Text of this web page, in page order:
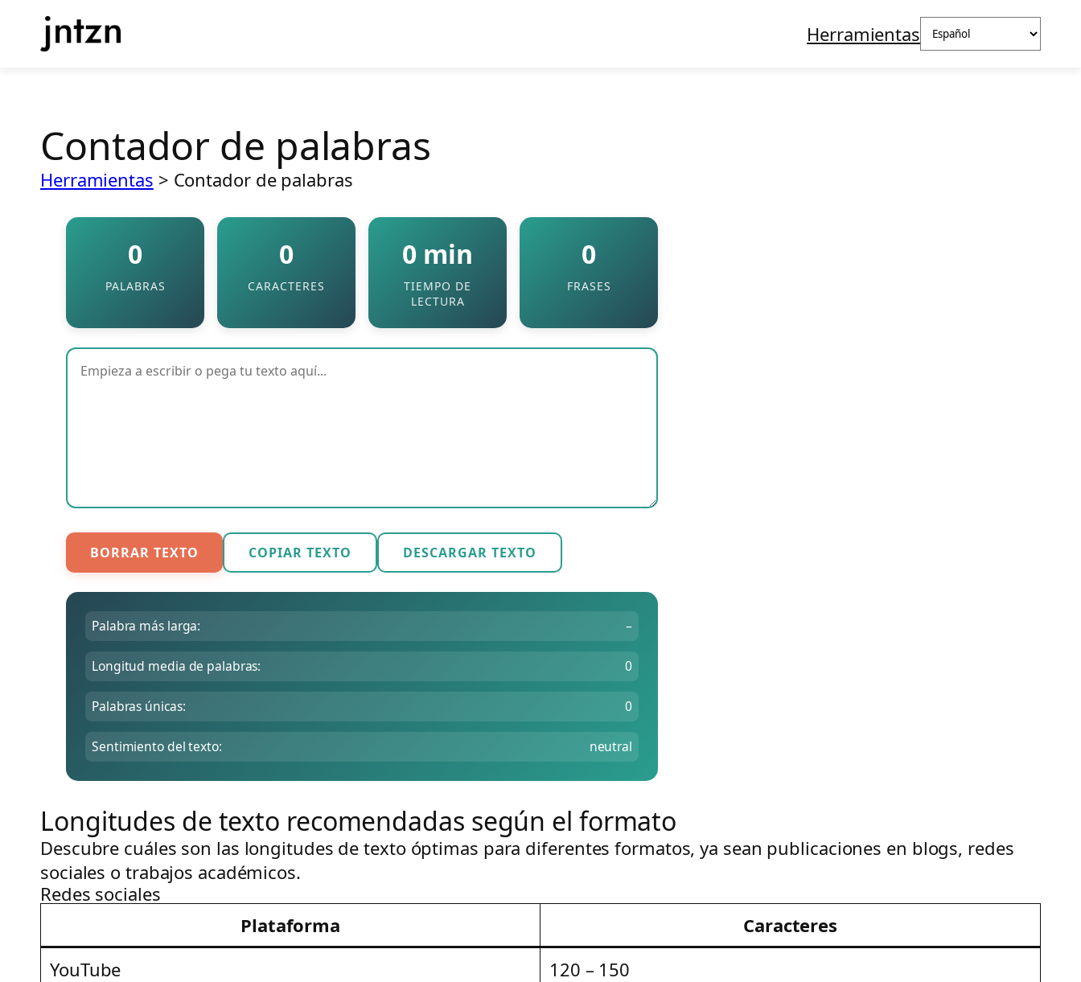
Saltar
contenido
Herramientas Elegir
un
Contador de palabras
Herramientas > Contador de palabras
0
PALABRAS
0
CARACTERES
0 min
TIEMPO DE
LECTURA
0
FRASES
BORRAR TEXTO COPIAR TEXTO DESCARGAR TEXTO
Palabra más larga: –
Longitud media de palabras: 0
Palabras únicas: 0
Sentimiento del texto: neutral
Longitudes de texto recomendadas según el formato
Descubre cuáles son las longitudes de texto óptimas para diferentes formatos, ya sean publicaciones en blogs, redes
sociales o trabajos académicos.
Redes sociales
Plataforma
Caracteres
YouTube
120 – 150